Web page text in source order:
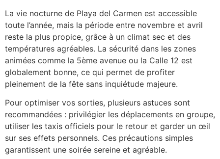
La vie nocturne de Playa del Carmen est accessible
toute l’année, mais la période entre novembre et avril
reste la plus propice, grâce à un climat sec et des
températures agréables. La sécurité dans les zones
animées comme la 5ème avenue ou la Calle 12 est
globalement bonne, ce qui permet de profiter
pleinement de la fête sans inquiétude majeure.
Pour optimiser vos sorties, plusieurs astuces sont
recommandées : privilégier les déplacements en groupe,
utiliser les taxis officiels pour le retour et garder un œil
sur ses effets personnels. Ces précautions simples
garantissent une soirée sereine et agréable.